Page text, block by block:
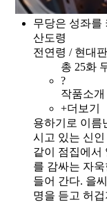
무당은 성좌를
산도령
전연령 / 현대
총 25화
?
작품소개
+더보기
용하기로 이름
시고 있는 신
같이 점집에서
를 감싸는 자
들어 간다. 을
명을 듣고 허